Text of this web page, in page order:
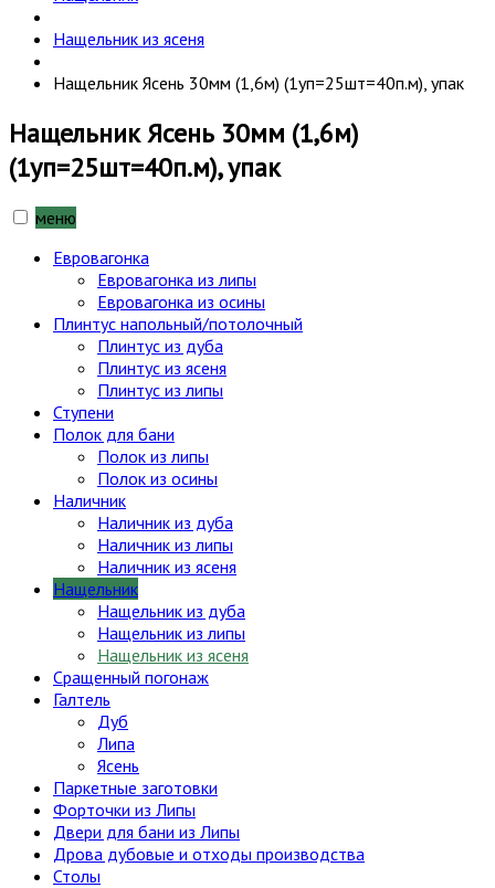
Нащельник из ясеня
Нащельник Ясень 30мм (1,6м) (1уп=25шт=40п.м), упак
Нащельник Ясень 30мм (1,6м)
(1уп=25шт=40п.м), упак
меню
Евровагонка
Евровагонка из липы
Евровагонка из осины
Плинтус напольный/потолочный
Плинтус из дуба
Плинтус из ясеня
Плинтус из липы
Ступени
Полок для бани
Полок из липы
Полок из осины
Наличник
Наличник из дуба
Наличник из липы
Наличник из ясеня
Нащельник
Нащельник из дуба
Нащельник из липы
Нащельник из ясеня
Сращенный погонаж
Галтель
Дуб
Липа
Ясень
Паркетные заготовки
Форточки из Липы
Двери для бани из Липы
Дрова дубовые и отходы производства
Столы